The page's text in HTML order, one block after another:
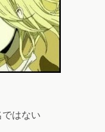
はない